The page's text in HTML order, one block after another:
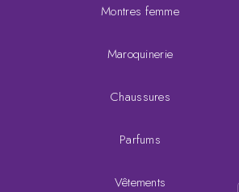
Montres femme
Maroquinerie
Chaussures
Parfums
Vêtements